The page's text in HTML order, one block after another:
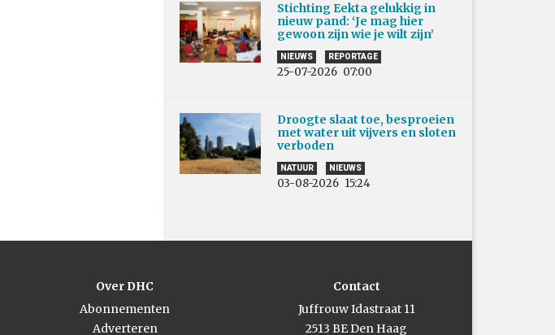
Stichting Eekta gelukkig in
nieuw pand: ‘Je mag hier
gewoon zijn wie je wilt zijn’
NIEUWS REPORTAGE
25-07-2026 07:00
Droogte slaat toe, besproeien
met water uit vijvers en sloten
verboden
NATUUR NIEUWS
03-08-2026 15:24
Over DHC
Abonnementen
Adverteren
Contact
Juffrouw Idastraat 11
2513 BE Den Haag